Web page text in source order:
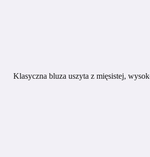
Klasyczna bluza uszyta z mięsistej,